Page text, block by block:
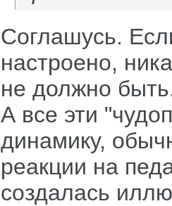
Соглашусь.
настроено,
не должно
А все эти
динамику,
реакции на
создалась